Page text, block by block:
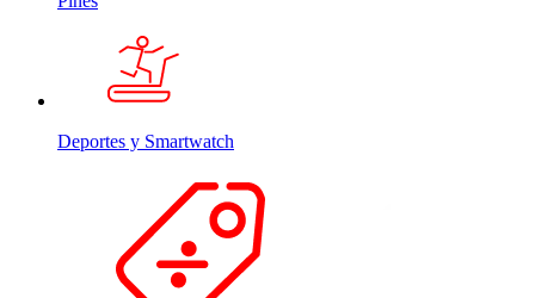
Deportes y Smartwatch